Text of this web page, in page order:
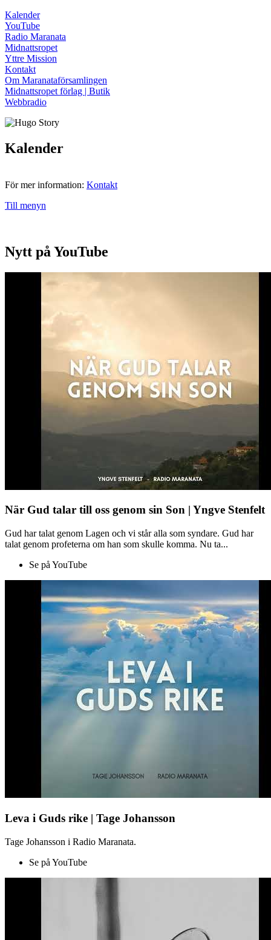
Kalender
YouTube
Radio Maranata
Midnattsropet
Yttre Mission
Kontakt
Om Maranataförsamlingen
Midnattsropet förlag | Butik
Webbradio
Kalender
För mer information: Kontakt
Till menyn
Nytt på YouTube
När Gud talar till oss genom sin Son | Yngve Stenfelt
Gud har talat genom Lagen och vi står alla som syndare. Gud har
talat genom profeterna om han som skulle komma. Nu ta...
Se på YouTube
Leva i Guds rike | Tage Johansson
Tage Johansson i Radio Maranata.
Se på YouTube